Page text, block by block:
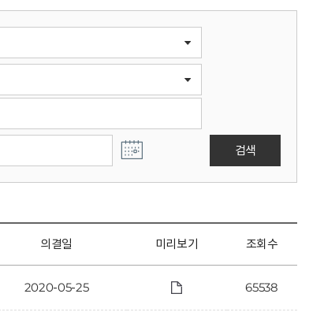
검색
의결일 미리보기 조회수
2020-05-25 65538